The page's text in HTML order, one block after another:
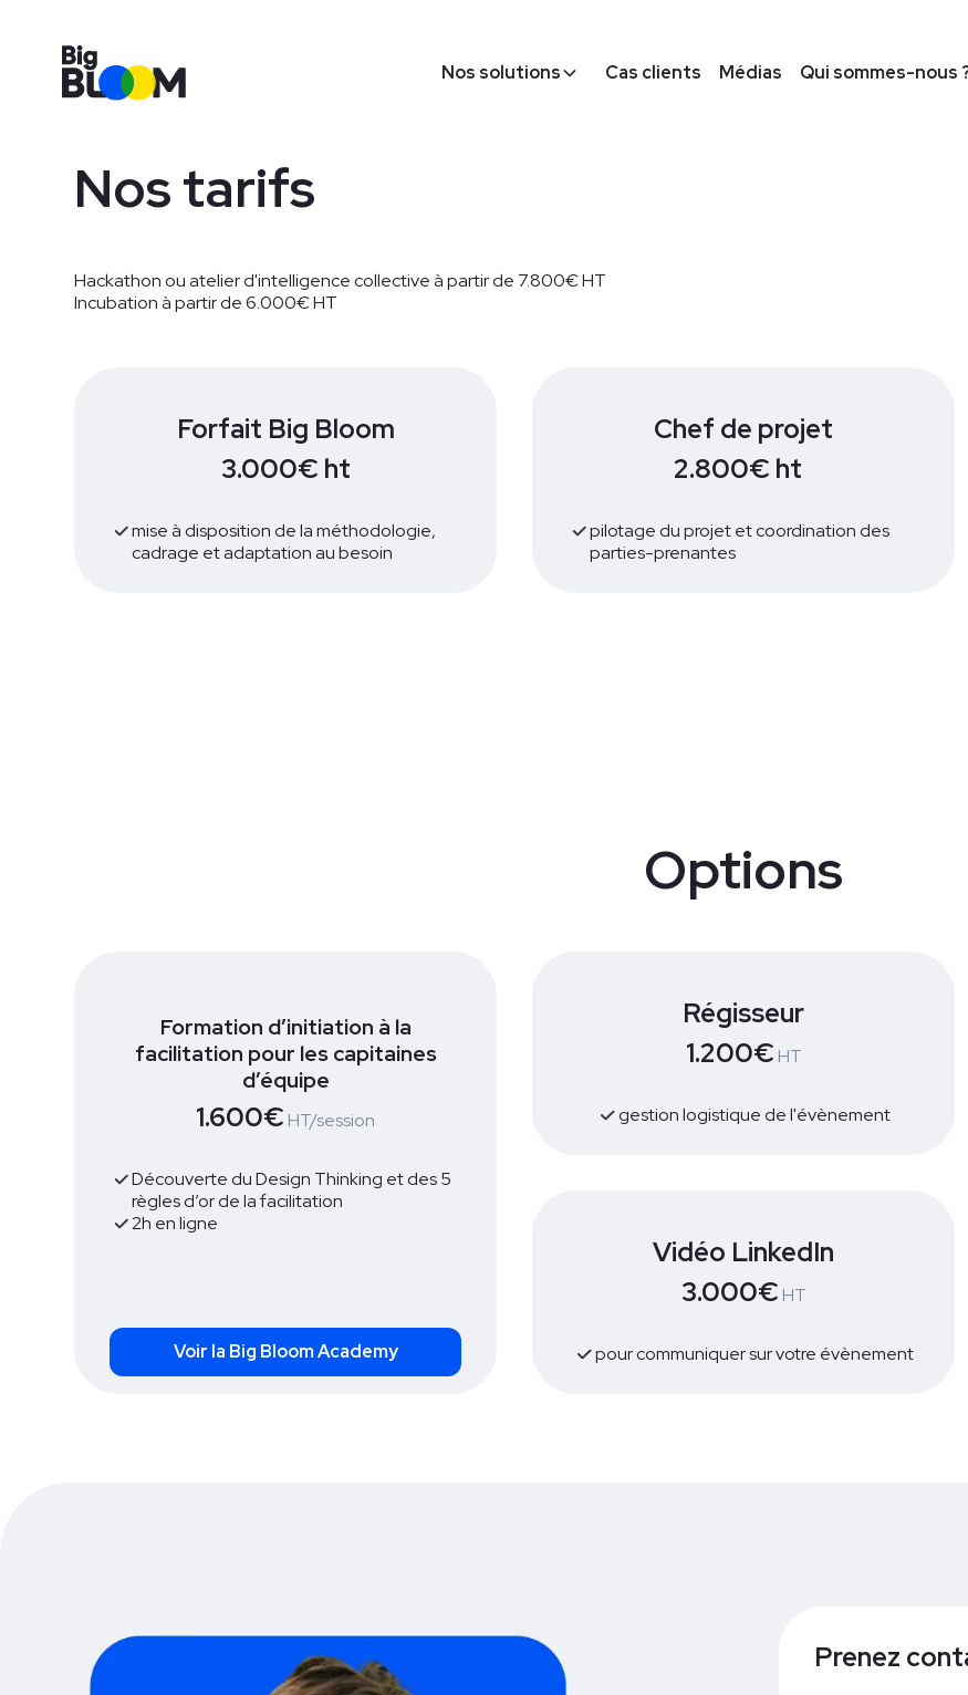
Nos solutions Cas clients Médias Qui sommes-nous
Nos tarifs
Hackathon ou atelier d'intelligence collective à partir de 7.800€ HT
Incubation à partir de 6.000€ HT
Forfait Big Bloom
3.000€ ht
mise à disposition de la méthodologie,
cadrage et adaptation au besoin
Chef de projet
2.800€ ht
pilotage du projet et coordination des
parties-prenantes
Options
Formation d’initiation à la
facilitation pour les capitaines
d’équipe
1.600€ HT/session
Découverte du Design Thinking et des 5
règles d’or de la facilitation
2h en ligne
Voir la Big Bloom Academy
Régisseur
1.200€ HT
gestion logistique de l'évènement
Vidéo LinkedIn
3.000€ HT
pour communiquer sur votre évènement
Prenez